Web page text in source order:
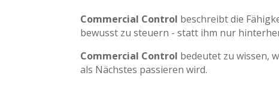
Commercial Control beschreibt die
bewusst zu steuern - statt ihm nur
Commercial Control bedeutet zu wissen,
als Nächstes passieren wird.